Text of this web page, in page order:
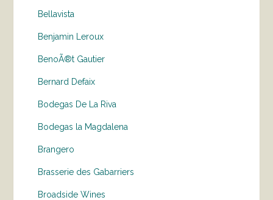
Bellavista
Benjamin Leroux
BenoÃ®t Gautier
Bernard Defaix
Bodegas De La Riva
Bodegas la Magdalena
Brangero
Brasserie des Gabarriers
Broadside Wines